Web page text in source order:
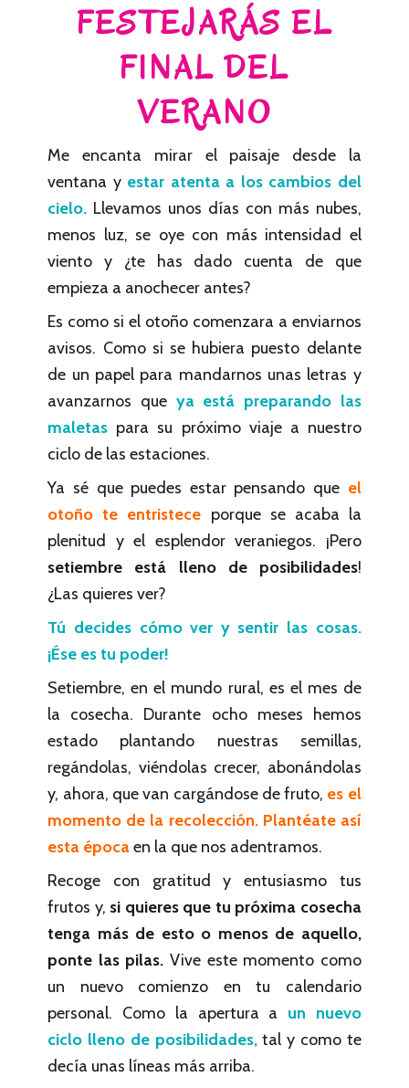
FESTEJARÁS EL
FINAL DEL
VERANO
Me encanta mirar el paisaje desde la
ventana y estar atenta a los cambios del
cielo. Llevamos unos días con más nubes,
menos luz, se oye con más intensidad el
viento y ¿te has dado cuenta de que
empieza a anochecer antes?
Es como si el otoño comenzara a enviarnos
avisos. Como si se hubiera puesto delante
de un papel para mandarnos unas letras y
avanzarnos que ya está preparando las
maletas para su próximo viaje a nuestro
ciclo de las estaciones.
Ya sé que puedes estar pensando que el
otoño te entristece porque se acaba la
plenitud y el esplendor veraniegos. ¡Pero
setiembre está lleno de posibilidades!
¿Las quieres ver?
Tú decides cómo ver y sentir las cosas.
¡Ése es tu poder!
Setiembre, en el mundo rural, es el mes de
la cosecha. Durante ocho meses hemos
estado plantando nuestras semillas,
regándolas, viéndolas crecer, abonándolas
y, ahora, que van cargándose de fruto, es el
momento de la recolección. Plantéate así
esta épocaen la que nos adentramos.
Recoge con gratitud y entusiasmo tus
frutos y, si quieres que tu próxima cosecha
tenga más de esto o menos de aquello,
ponte las pilas. Vive este momento como
un nuevo comienzo en tu calendario
personal. Como la apertura a un nuevo
ciclo lleno de posibilidades,tal y como te
decía unas líneas más arriba.